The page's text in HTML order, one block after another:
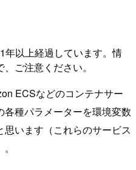
年以上経過しています。情
ご注意ください。
ECSなどのコンテナサー
各種パラメーターを環境変数
います（これらのサービス